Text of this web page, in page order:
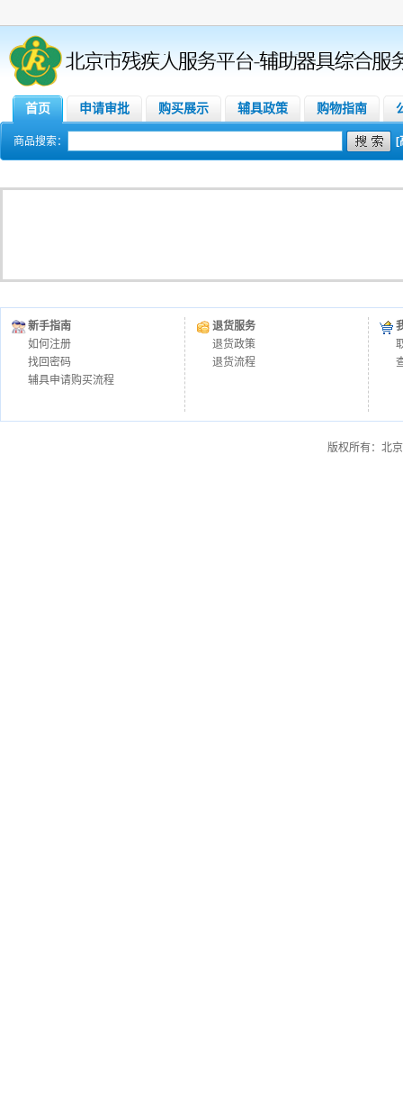
首页 申请审批 购买展示 辅具政策 购物指南
商品搜索： [
新手指南
如何注册
找回密码
辅具申请购买流程
退货服务
退货政策
退货流程
版权所有：北